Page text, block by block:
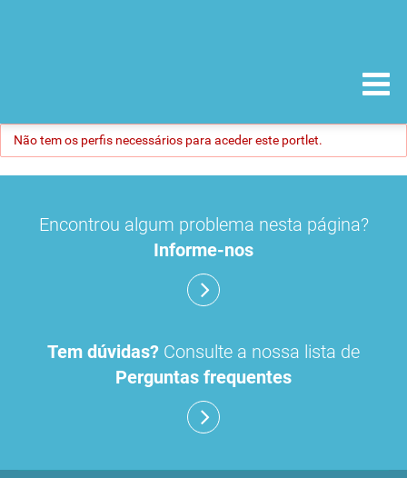
Não tem os perfis necessários para aceder este portlet.
Encontrou algum problema nesta página?
Informe-nos
Tem dúvidas? Consulte a nossa lista de
Perguntas frequentes